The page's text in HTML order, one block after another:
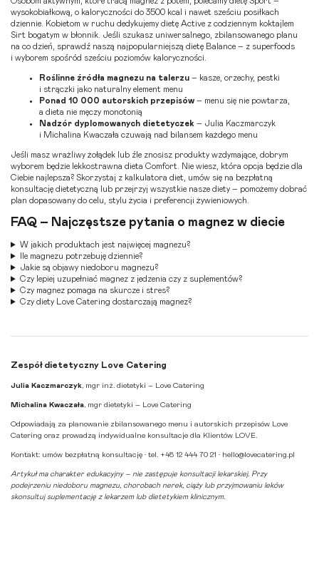
wysokobiałkową, o kaloryczności do 3500 kcal i nawet sześciu posiłkach
dziennie. Kobietom w ruchu dedykujemy dietę Active z codziennym koktajlem
Sirt bogatym w błonnik. Jeśli szukasz uniwersalnego, zbilansowanego planu
na co dzień, sprawdź naszą najpopularniejszą dietę Balance – z superfoods
i wyborem spośród sześciu poziomów kaloryczności.
Roślinne źródła magnezu na talerzu – kasze, orzechy, pestki
i strączki jako naturalny element menu
Ponad 10 000 autorskich przepisów – menu się nie powtarza,
a dieta nie męczy monotonią
Nadzór dyplomowanych dietetyczek – Julia Kaczmarczyk
i Michalina Kwaczała czuwają nad bilansem każdego menu
Jeśli masz wrażliwy żołądek lub źle znosisz produkty wzdymające, dobrym
wyborem będzie lekkostrawna dieta Comfort . Nie wiesz, która opcja będzie dla
Ciebie najlepsza? Skorzystaj z kalkulatora diet , umów się na bezpłatną
konsultację dietetyczną lub przejrzyj wszystkie nasze diety – pomożemy dobrać
plan dopasowany do celu, stylu życia i preferencji żywieniowych.
FAQ – Najczęstsze pytania o magnez w diecie
W jakich produktach jest najwięcej magnezu?
Ile magnezu potrzebuję dziennie?
Jakie są objawy niedoboru magnezu?
Czy lepiej uzupełniać magnez z jedzenia czy z suplementów?
Czy magnez pomaga na skurcze i stres?
Czy diety Love Catering dostarczają magnez?
Zespół dietetyczny Love Catering
Julia Kaczmarczyk, mgr inż. dietetyki – Love Catering
Michalina Kwaczała , mgr dietetyki – Love Catering
Odpowiadają za planowanie zbilansowanego menu i autorskich przepisów Love
Catering oraz prowadzą indywidualne konsultacje dla Klientów LOVE.
Kontakt: umów bezpłatną konsultację · tel. +48 12 444 70 21 · hello@lovecatering.pl
Artykuł ma charakter edukacyjny – nie zastępuje konsultacji lekarskiej. Przy
podejrzeniu niedoboru magnezu, chorobach nerek, ciąży lub przyjmowaniu leków
skonsultuj suplementację z lekarzem lub dietetykiem klinicznym.